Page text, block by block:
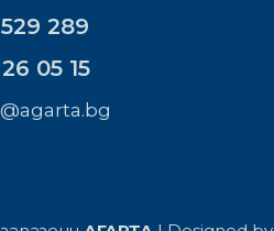
289
05 15